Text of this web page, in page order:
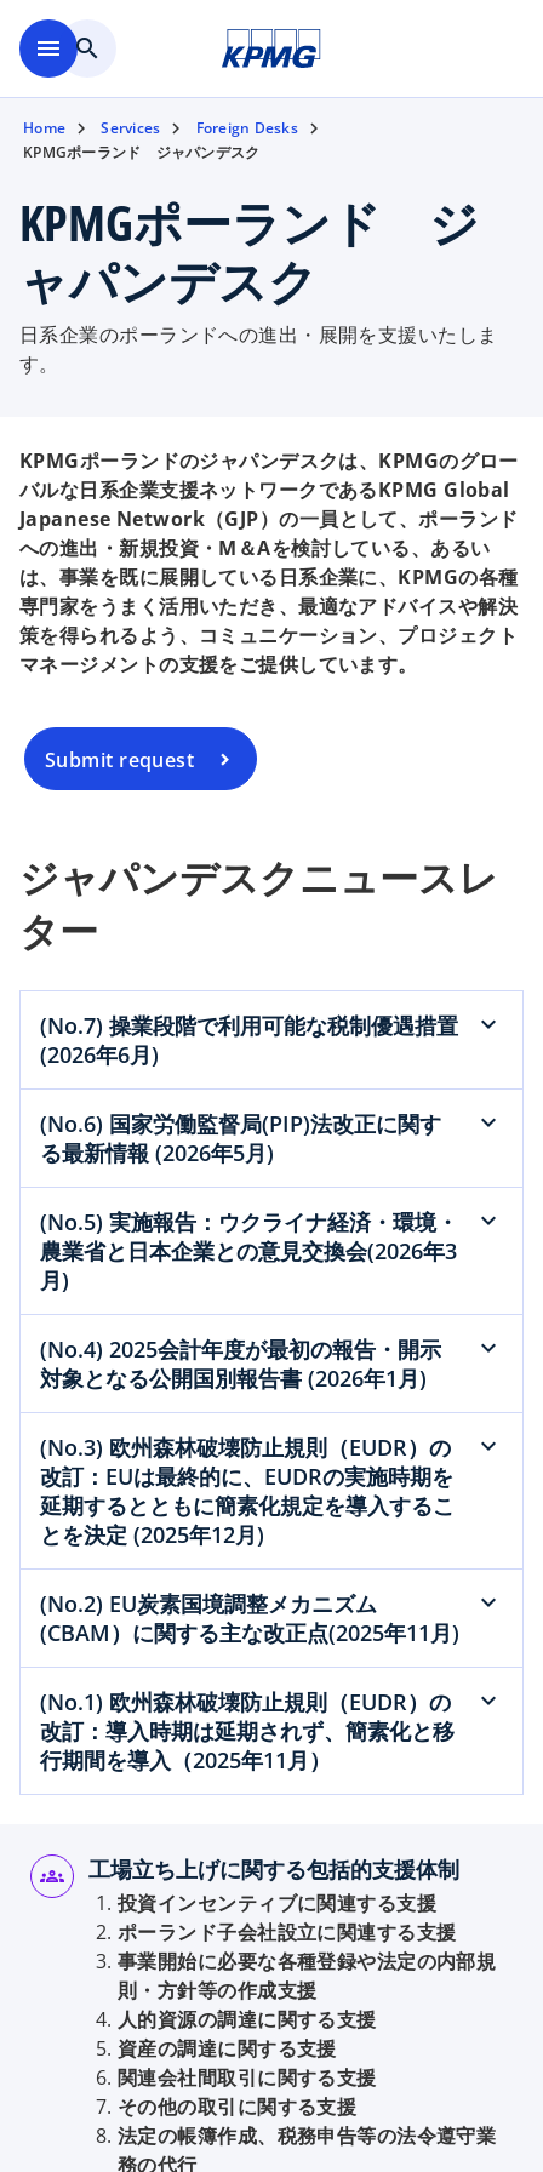
menu search
Home Services
Foreign Desks
KPMGポーランド ジャパンデスク
KPMGポーランド ジ
ャパンデスク
日系企業のポーランドへの進出・展開を支援いたしま
す。
KPMGポーランドのジャパンデスクは、KPMGのグロー
バルな日系企業支援ネットワークであるKPMG Global
Japanese Network（GJP）の一員として、ポーランド
への進出・新規投資・M＆Aを検討している、あるい
は、事業を既に展開している日系企業に、KPMGの各種
専門家をうまく活用いただき、最適なアドバイスや解決
策を得られるよう、コミュニケーション、プロジェクト
マネージメントの支援をご提供しています。
Submit request
ジャパンデスクニュースレ
ター
(No.7) 操業段階で利用可能な税制優遇措置
(2026年6月)
(No.6) 国家労働監督局(PIP)法改正に関す
る最新情報 (2026年5月)
(No.5) 実施報告：ウクライナ経済・環境・
農業省と日本企業との意見交換会(2026年3
月)
(No.4) 2025会計年度が最初の報告・開示
対象となる公開国別報告書 (2026年1月)
(No.3) 欧州森林破壊防止規則（EUDR）の
改訂：EUは最終的に、EUDRの実施時期を
延期するとともに簡素化規定を導入するこ
とを決定 (2025年12月)
(No.2) EU炭素国境調整メカニズム
(CBAM）に関する主な改正点(2025年11月)
(No.1) 欧州森林破壊防止規則（EUDR）の
改訂：導入時期は延期されず、簡素化と移
行期間を導入（2025年11月）
工場立ち上げに関する包括的支援体制
投資インセンティブに関連する支援
ポーランド子会社設立に関連する支援
事業開始に必要な各種登録や法定の内部規
則・方針等の作成支援
人的資源の調達に関する支援
資産の調達に関する支援
関連会社間取引に関する支援
その他の取引に関する支援
法定の帳簿作成、税務申告等の法令遵守業
務の代行
o
p